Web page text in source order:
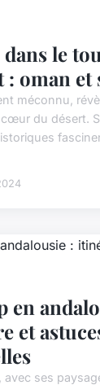
dans le
: oman et
méconnu,
du désert.
en
et
avec ses